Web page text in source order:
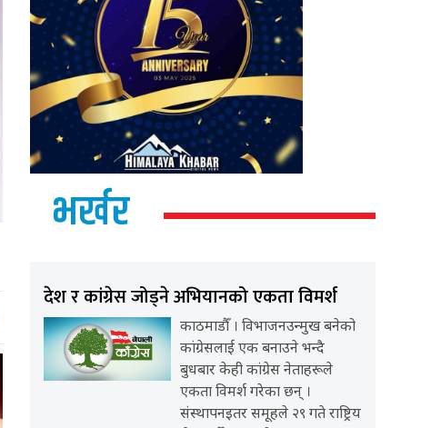
भर्खर
देश र कांग्रेस जोड्ने अभियानको एकता विमर्श
काठमाडौँ । विभाजनउन्मुख बनेको
कांग्रेसलाई एक बनाउने भन्दै
बुधबार केही कांग्रेस नेताहरूले
एकता विमर्श गरेका छन् ।
संस्थापनइतर समूहले २९ गते राष्ट्रिय